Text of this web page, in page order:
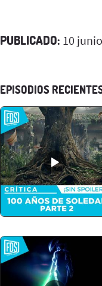
PUBLICADO: 10
EPISODIOS